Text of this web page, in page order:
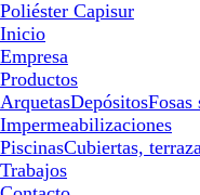
Poliéster Capisur
Inicio
Empresa
Productos
ArquetasDepósitosFosas
Impermeabilizaciones
PiscinasCubiertas,
Trabajos